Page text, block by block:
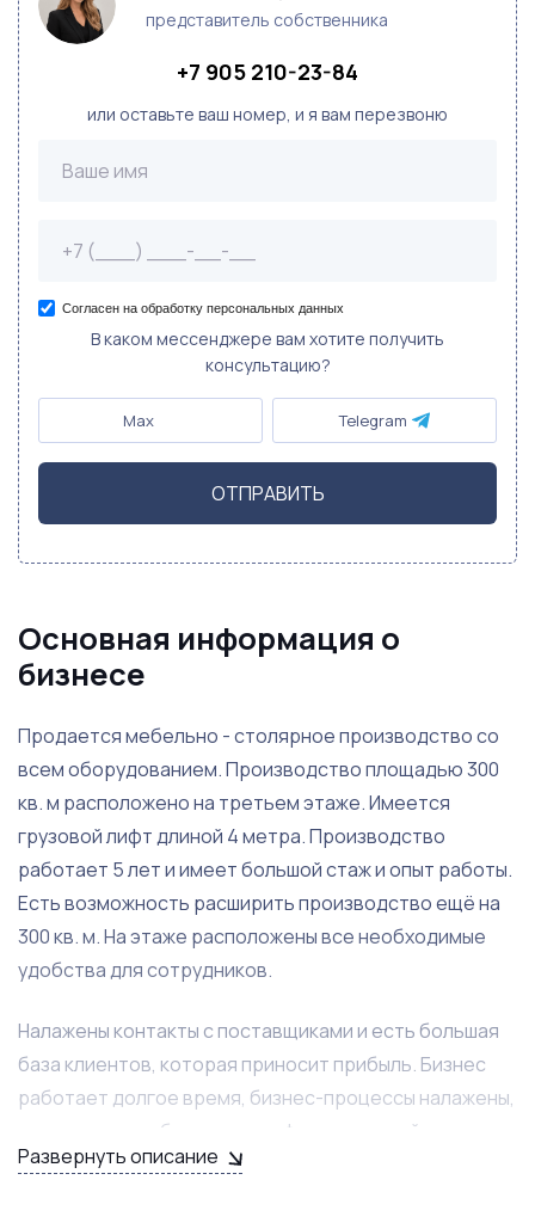
представитель собственника
+7 905 210-23-84
или оставьте ваш номер, и я вам перезвоню
Согласен на обработку персональных данных
В каком мессенджере вам хотите получить
консультацию?
Max Telegram
ОТПРАВИТЬ
Основная информация о
бизнесе
Продается мебельно - столярное производство со
всем оборудованием. Производство площадью 300
кв. м расположено на третьем этаже. Имеется
грузовой лифт длиной 4 метра. Производство
работает 5 лет и имеет большой стаж и опыт работы.
Есть возможность расширить производство ещё на
300 кв. м. На этаже расположены все необходимые
удобства для сотрудников.
Налажены контакты с поставщиками и есть большая
база клиентов, которая приносит прибыль. Бизнес
работает долгое время, бизнес-процессы налажены,
продолжает работать квалифицированный
персонал. Новому собственнику передаются все
Развернуть описание